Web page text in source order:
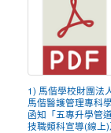
1) 馬偕學校財團法
馬偕醫護管理專科
函知「五專升學管
技職類科宣導(線上)